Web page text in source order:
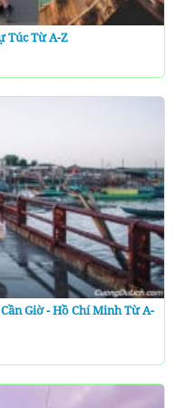
Túc Từ A-Z
Giờ - Hồ Chí Minh Từ A-